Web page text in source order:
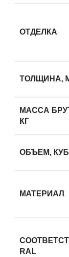
ОТДЕЛКА
ТОЛЩИНА,
МАССА
КГ
ОБЪЕМ,
МАТЕРИАЛ
RAL